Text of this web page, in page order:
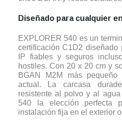
Diseñado para cualquier
EXPLORER 540 es un
certificación C1D2 diseñado
IP fiables y seguros
hostiles. Con 20 x 20 cm y
BGAN M2M más
actual. La carcasa
resistente al polvo y al
540 la elección perfecta
instalación fija en el exterior